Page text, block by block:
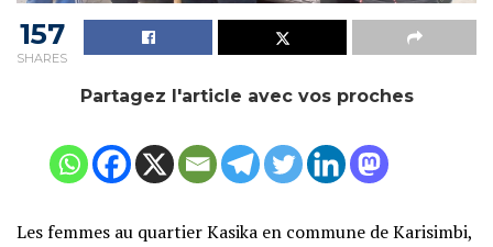
157
SHARES
Partagez l'article avec vos proches
Les femmes au quartier Kasika en commune de Karisimbi,